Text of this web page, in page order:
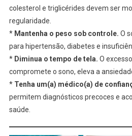
colesterol e triglicérides devem ser
regularidade.
* Mantenha o peso sob controle. O
para hipertensão, diabetes e
* Diminua o tempo de tela. O
compromete o sono, eleva a
* Tenha um(a) médico(a) de
permitem diagnósticos precoces e
saúde.